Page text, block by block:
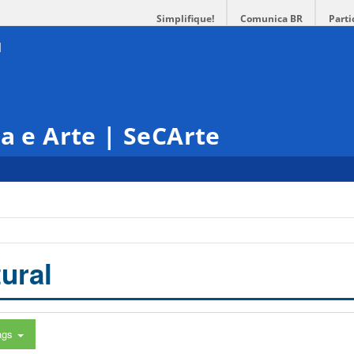
Simplifique! Comunica BR
e Arte | SeCArte